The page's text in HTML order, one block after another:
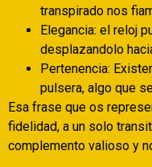
transpirado nos
Elegancia: el reloj
desplazandolo
Pertenencia:
pulsera, algo que
Esa frase que os
fidelidad, a un solo
complemento valioso y